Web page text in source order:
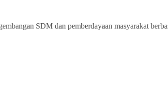
SDM dan pemberdayaan masyarakat